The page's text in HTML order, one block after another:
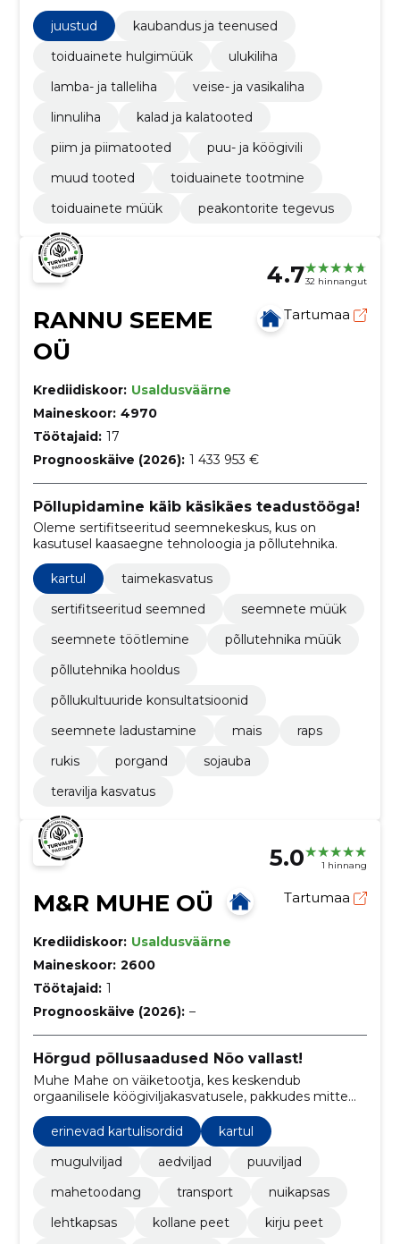
juustud
kaubandus ja teenused
toiduainete hulgimüük
ulukiliha
lamba- ja talleliha
veise- ja vasikaliha
linnuliha
kalad ja kalatooted
piim ja piimatooted
puu- ja köögivili
muud tooted
toiduainete tootmine
toiduainete müük
peakontorite tegevus
4.732 hinnangut
RANNU SEEME
OÜ
Tartumaa
Krediidiskoor: Usaldusväärne
Maineskoor: 4970
Töötajaid: 17
Prognooskäive (2026): 1 433 953 €
Põllupidamine käib käsikäes teadustööga!
Oleme sertifitseeritud seemnekeskus, kus on
kasutusel kaasaegne tehnoloogia ja põllutehnika.
kartul
taimekasvatus
sertifitseeritud seemned
seemnete müük
seemnete töötlemine
põllutehnika müük
põllutehnika hooldus
põllukultuuride konsultatsioonid
seemnete ladustamine
mais
raps
rukis
porgand
sojauba
teravilja kasvatus
5.0 1 hinnang
M&R MUHE OÜ Tartumaa
Krediidiskoor: Usaldusväärne
Maineskoor: 2600
Töötajaid: 1
Prognooskäive (2026): –
Hõrgud põllusaadused Nõo vallast!
Muhe Mahe on väiketootja, kes keskendub
orgaanilisele köögiviljakasvatusele, pakkudes mitte
ainult tervislikke ja maitsvaid tooteid, vaid ka
looduslikku mitmekesisust ning jätkusuutlikku
lähenemist toidutootmisele.
erinevad kartulisordid
kartul
mugulviljad
aedviljad
puuviljad
mahetoodang
transport
nuikapsas
lehtkapsas
kollane peet
kirju peet